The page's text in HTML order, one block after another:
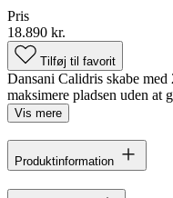
Pris
18.890 kr.
Tilføj til favorit
Dansani Calidris skabe
maksimere pladsen uden at
Vis mere
Produktinformation